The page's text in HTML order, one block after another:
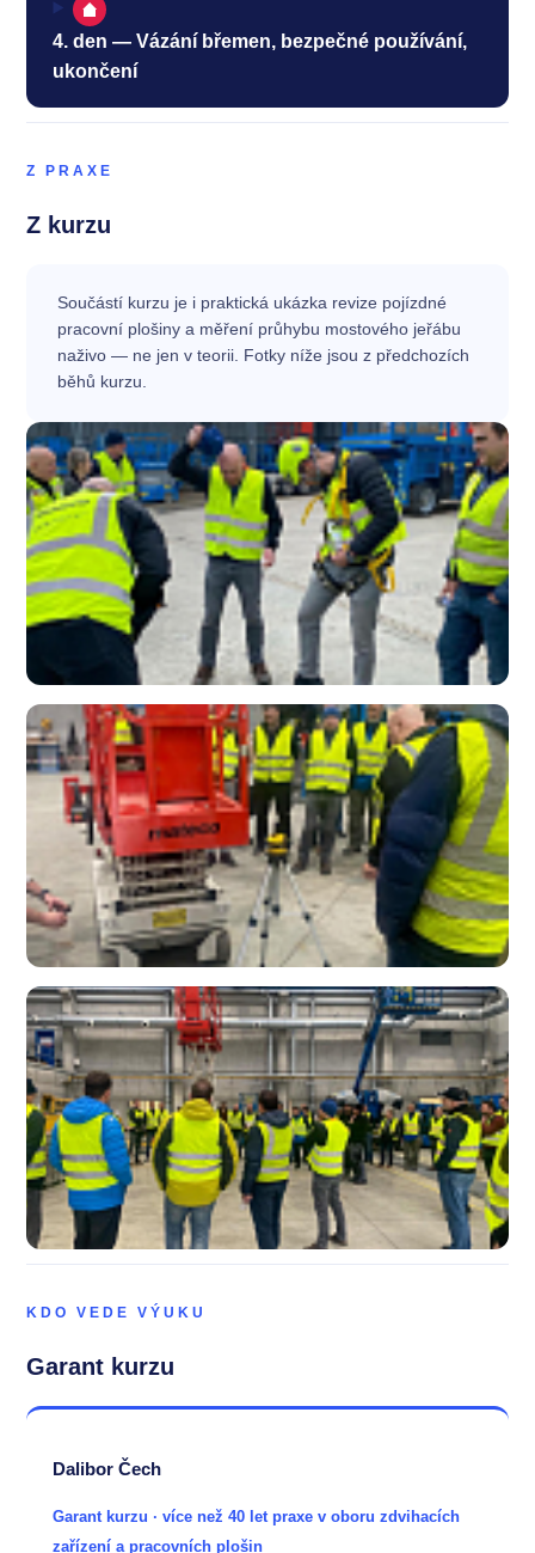
4. den — Vázání břemen, bezpečné používání,
ukončení
Z PRAXE
Z kurzu
Součástí kurzu je i praktická ukázka revize pojízdné
pracovní plošiny a měření průhybu mostového jeřábu
naživo — ne jen v teorii. Fotky níže jsou z předchozích
běhů kurzu.
KDO VEDE VÝUKU
Garant kurzu
Dalibor Čech
Garant kurzu · více než 40 let praxe v oboru zdvihacích
zařízení a pracovních plošin